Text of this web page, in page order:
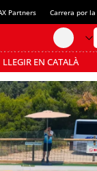
Partners Carrera por
LLEGIR EN CATALÀ
al MODO AHORRO